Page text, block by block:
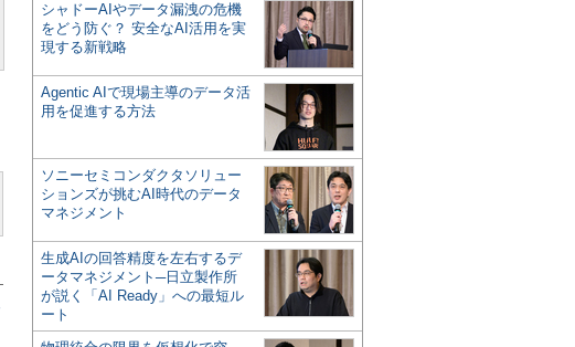
シャドーAIやデータ漏洩の危機
をどう防ぐ？ 安全なAI活用を実
現する新戦略
Agentic AIで現場主導のデータ活
用を促進する方法
ソニーセミコンダクタソリュー
ションズが挑むAI時代のデータ
マネジメント
生成AIの回答精度を左右するデ
ータマネジメント─日立製作所
が説く「AI Ready」への最短ル
ート